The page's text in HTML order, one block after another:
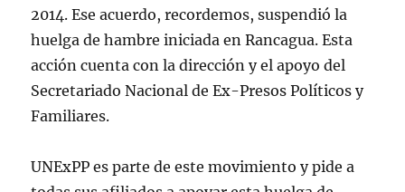
2014. Ese acuerdo, recordemos, suspendió la
huelga de hambre iniciada en Rancagua. Esta
acción cuenta con la dirección y el apoyo del
Secretariado Nacional de Ex-Presos Políticos y
Familiares.
UNExPP es parte de este movimiento y pide a